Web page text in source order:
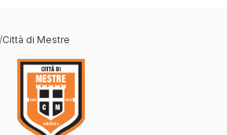
/Città di Mestre